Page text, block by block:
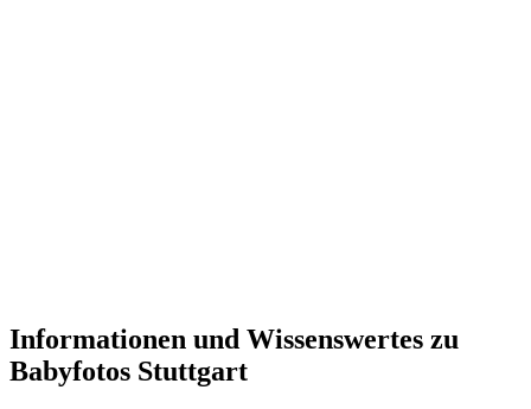
Informationen und Wissenswertes zu
Babyfotos Stuttgart